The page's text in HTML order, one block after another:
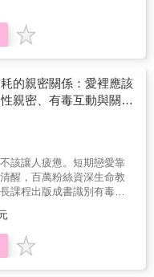
心事，也是自己的倒影。
密關係中找尋差點被淹沒
試著撫平曾經的傷痕累
我們更了解自己」是這本
己。那些嫉妒、渴望、恐懼
緒的風暴，而成為理解自
只是那些愛戀情事，更是
對與陪伴自己的過程，來
桶的漏洞」。打開關係，
，但更需要學會誠實面對
一步，愛不再只是浪漫的
真實、赤裸、帶著傷痕與
一天，我們終於明白，開
不在「擁有多少愛」，而
能完整地做自己」。這場
準答案，也不一定灌著糖
步靠近，那個最真實、最
自由、婚姻、性愛、母職
反思，寫實且情真意切，
量、自我懷疑、忌妒不
揭露。本書流暢易讀，非常
工作坊創辦人當我們選
同時也打開了潘朵拉的盒
想像下的恐懼、不安、對
以及從小來不及學會關於
乏、愛自己的困難、自我
一一召喚出來。我一邊閱
熟悉的場景，熟悉的臉
心事，也是自己的倒影。
密關係中找尋差點被淹沒
試著撫平曾經的傷痕累
我們更了解自己」是這本
你在關係中是獅子、袋
找出你的地雷與盲點。‧看
們正在進行哪種「死局對
的對話範例與步驟，讓溝通
離毒性話語：分辨「有毒
」與「煤氣燈操縱」，讓
。【閱讀對象】‧希望感情
書能幫你為感情悠遊卡儲
話裡的情緒腳本，停止重
都聽不懂人話的你：幫你
方，找到雙方都接得住的
緒化很難懂的你：教你聽
努力的你：讓理性守護愛，
有界線的共處。【本書特
情境縮影：從家務、金錢、
懂了，才能用對方法、化
話」把愛留住，不再讓每
伴侶溝通的關係賽局＝心
姻、家庭諮商經驗的家齊
的僵局多半不是出在「誰
態與姿態搭錯了線。有人
輸情，有人假裝沒事，心
人都在輸贏裡掙扎時，再
書以「關係賽局」為核
態」「對話」逐一解析，
話」法，帶你一步步開啟
為雙贏。本書將陪伴你──‧
找出你的地雷與盲點。‧看
們正在進行哪種「死局對
贏局，還是好壞局？減少
的關係。★不內耗推薦★小
情裡，我們所受過的傷》
計心理諮商所 共同創辦
到渣男，是沒學會辨識與修
。──這是一本幫你解決
指南。本書寫給每個正在
困住、或想建立健康連結
實經驗出發，揭開假性親
失調關係等常見「內耗模
辨認不健康關係的徵兆，
。引導讀者從覺察、溝
年傷痛與強化自我價值等
彼此、而非消耗彼此的深
失調的親密關係親密關係在
消耗？當你們的能量過
逐漸失調： 你和伴侶之
耗的親密關係：愛裡應該
親密、有毒互動與關係
該讓人疲憊。短期戀愛靠
醒，百萬粉絲資深生命教
課程出版成書識別有毒的
關係。★不內耗推薦★小
情裡，我們所受過的傷》
計心理諮商所 共同創辦